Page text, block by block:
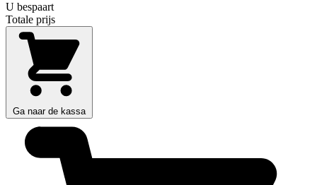
U bespaart
Totale prijs
Ga naar de kassa